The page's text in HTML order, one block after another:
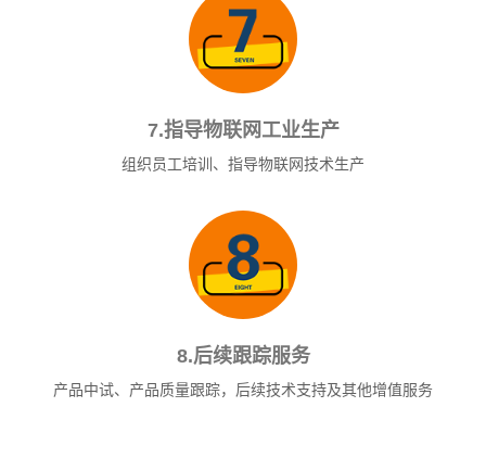
7.指导物联网工业生产
组织员工培训、指导物联网技术生产
8.后续跟踪服务
产品中试、产品质量跟踪，后续技术支持及其他增值服务